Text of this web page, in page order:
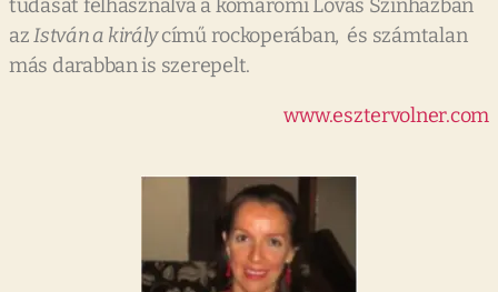
tudását felhasználva a komáromi Lovas Színházban
azIstván a királycímű rockoperában, és számtalan
más darabban is szerepelt.
www.esztervolner.com